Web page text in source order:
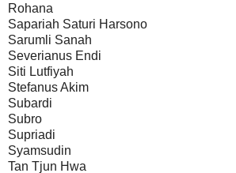
Rohana
Sapariah Saturi Harsono
Sarumli Sanah
Severianus Endi
Siti Lutfiyah
Stefanus Akim
Subardi
Subro
Supriadi
Syamsudin
Tan Tjun Hwa